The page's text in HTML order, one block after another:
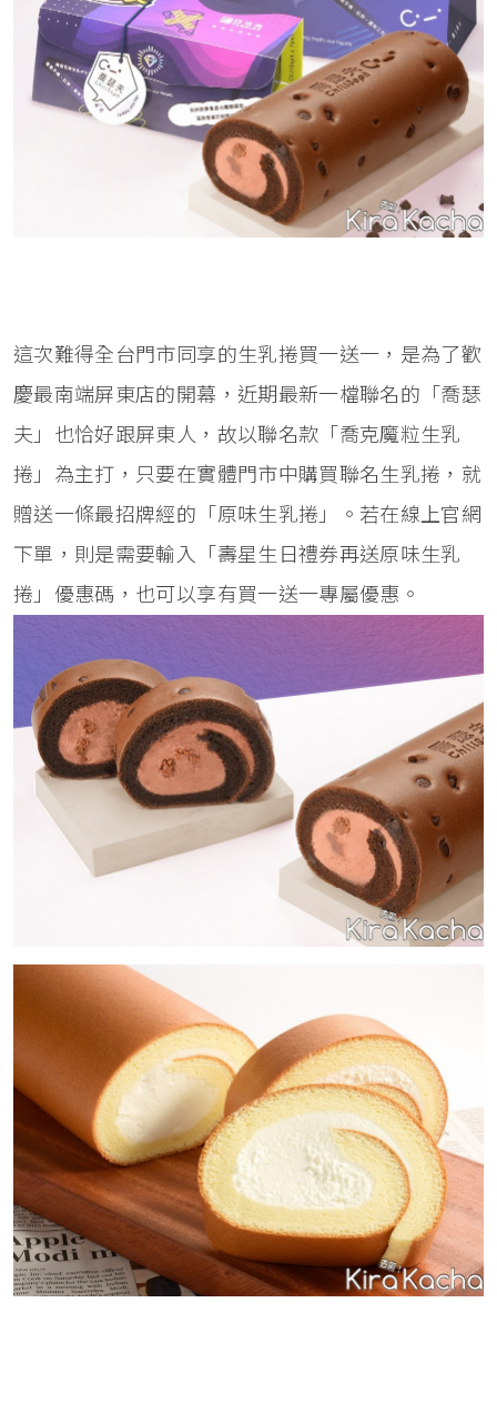
這次難得全台門市同享的生乳捲買一送一，是為了歡
慶最南端屏東店的開幕，近期最新一檔聯名的「喬瑟
夫」也恰好跟屏東人，故以聯名款「喬克魔粒生乳
捲」為主打，只要在實體門市中購買聯名生乳捲，就
贈送一條最招牌經的「原味生乳捲」。若在線上官網
下單，則是需要輸入「壽星生日禮券再送原味生乳
捲」優惠碼，也可以享有買一送一專屬優惠。